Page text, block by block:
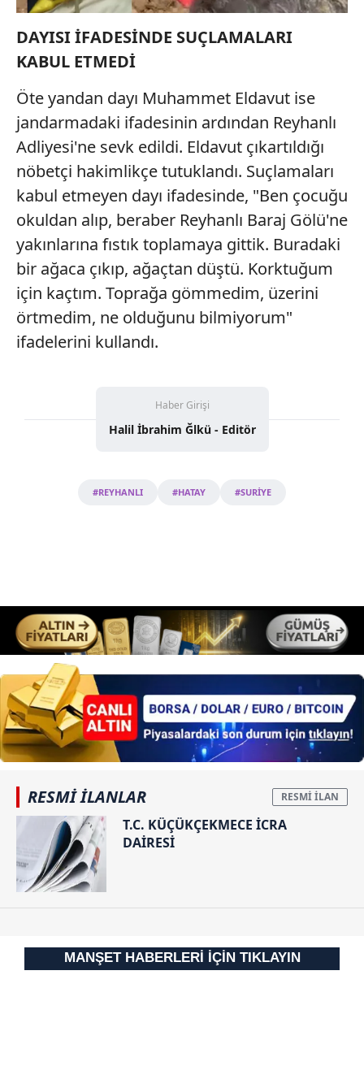
DAYISI İFADESİNDE SUÇLAMALARI
KABUL ETMEDİ
Öte yandan dayı Muhammet Eldavut ise
jandarmadaki ifadesinin ardından Reyhanlı
Adliyesi'ne sevk edildi. Eldavut çıkartıldığı
nöbetçi hakimlikçe tutuklandı. Suçlamaları
kabul etmeyen dayı ifadesinde, "Ben çocuğu
okuldan alıp, beraber Reyhanlı Baraj Gölü'ne
yakınlarına fıstık toplamaya gittik. Buradaki
bir ağaca çıkıp, ağaçtan düştü. Korktuğum
için kaçtım. Toprağa gömmedim, üzerini
örtmedim, ne olduğunu bilmiyorum"
ifadelerini kullandı.
Haber Girişi
Halil İbrahim Ğlkü - Editör
#REYHANLI #HATAY #SURİYE
RESMİ İLANLAR
T.C. KÜÇÜKÇEKMECE İCRA
DAİRESİ
MANŞET HABERLERİ İÇİN TIKLAYIN